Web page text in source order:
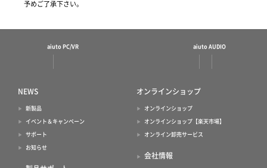
予めご了承下さい。
aiuto PC/VR aiuto AUDIO
NEWS
新製品
イベント＆キャンペーン
サポート
お知らせ
オンラインショップ
オンラインショップ
オンラインショップ【楽天市場】
オンライン卸売サービス
会社情報